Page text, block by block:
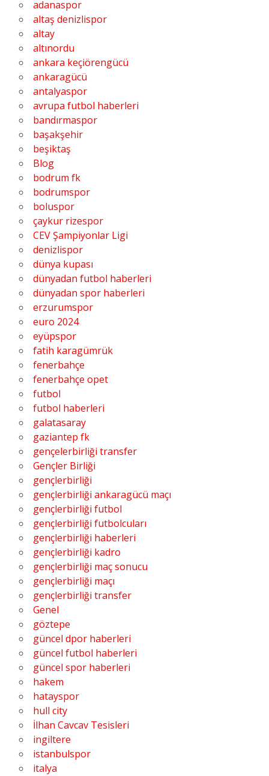
adanaspor
altaş denizlispor
altay
altınordu
ankara keçiörengücü
ankaragücü
antalyaspor
avrupa futbol haberleri
bandırmaspor
başakşehir
beşiktaş
Blog
bodrum fk
bodrumspor
boluspor
çaykur rizespor
CEV Şampiyonlar Ligi
denizlispor
dünya kupası
dünyadan futbol haberleri
dünyadan spor haberleri
erzurumspor
euro 2024
eyüpspor
fatih karagümrük
fenerbahçe
fenerbahçe opet
futbol
futbol haberleri
galatasaray
gaziantep fk
gençelerbirliği transfer
Gençler Birliği
gençlerbirliği
gençlerbirliği ankaragücü maçı
gençlerbirliği futbol
gençlerbirliği futbolcuları
gençlerbirliği haberleri
gençlerbirliği kadro
gençlerbirliği maç sonucu
gençlerbirliği maçı
gençlerbirliği transfer
Genel
göztepe
güncel dpor haberleri
güncel futbol haberleri
güncel spor haberleri
hakem
hatayspor
hull city
İlhan Cavcav Tesisleri
ingiltere
istanbulspor
italya